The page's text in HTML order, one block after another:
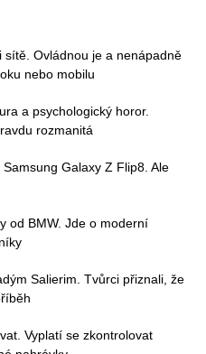
Ovládnou je a nenápadně
nebo mobilu
a psychologický horor.
rozmanitá
Galaxy Z Flip8. Ale
od BMW. Jde o moderní
Salierim. Tvůrci přiznali, že
Vyplatí se zkontrolovat